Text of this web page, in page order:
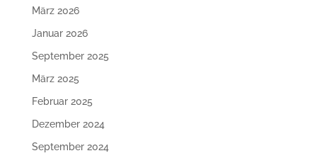
März 2026
Januar 2026
September 2025
März 2025
Februar 2025
Dezember 2024
September 2024